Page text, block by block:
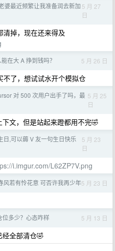
婆最近频繁让我准备润去新加 5 月 27
日
清掉，现在还来得及
在大 A 挣到钱吗？ 5 月 26 日
了，想试试水开个模拟仓
对 500 次用户出手了吗，最 5 月 25
日
文，但是站起来蹬都用不完🤣
日,可以薅 V 友一句生日快乐
5 月 23
日
i.imgur.com/L62ZP7V.png
风若有怜花意 可否许我再少年5 月 23 日
位多少？心态咋样 5 月 13 日
全部清仓🤣